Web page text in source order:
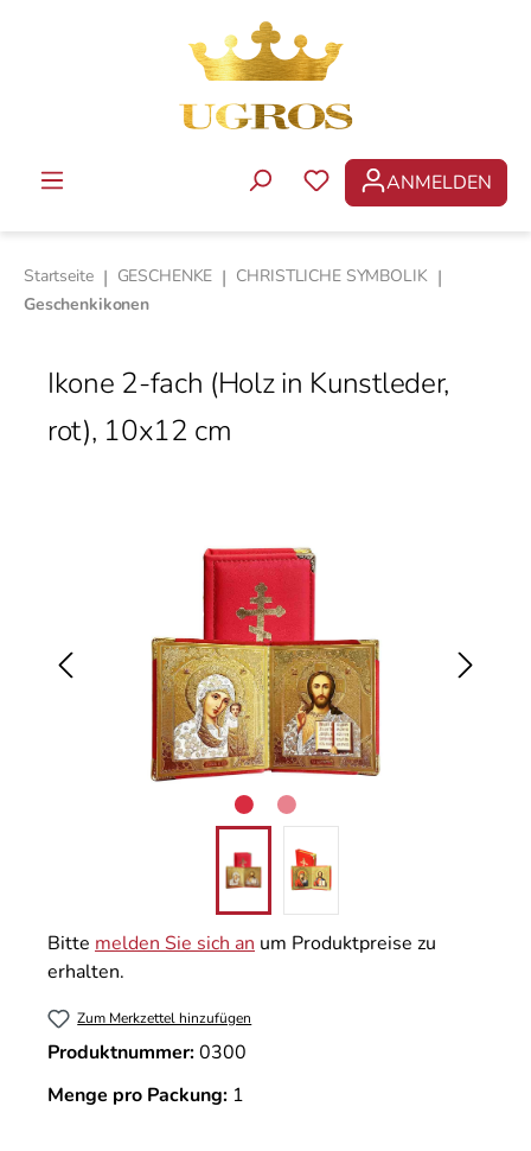
DU HAST 0
ANMELDEN
Startseite | GESCHENKE | CHRISTLICHE SYMBOLIK |
Geschenkikonen
Ikone 2-fach (Holz in Kunstleder,
rot), 10x12 cm
Bitte melden Sie sich an um Produktpreise zu
erhalten.
Zum Merkzettel hinzufügen
Produktnummer:0300
Menge pro Packung: 1